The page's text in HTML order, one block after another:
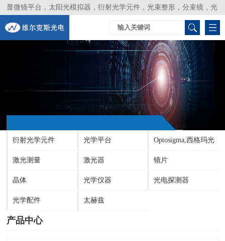
显微镜平台，太阳光模拟器，衍射光学元件，光束整形，分束镜，光
谱仪，生物激光器，光束分析仪，Layertec
衍射光学元件 光学平台 Optosigma,西格玛光
机
激光测量 激光器 镜片
晶体 光学仪器 光电探测器
光学配件 太赫兹
产品中心